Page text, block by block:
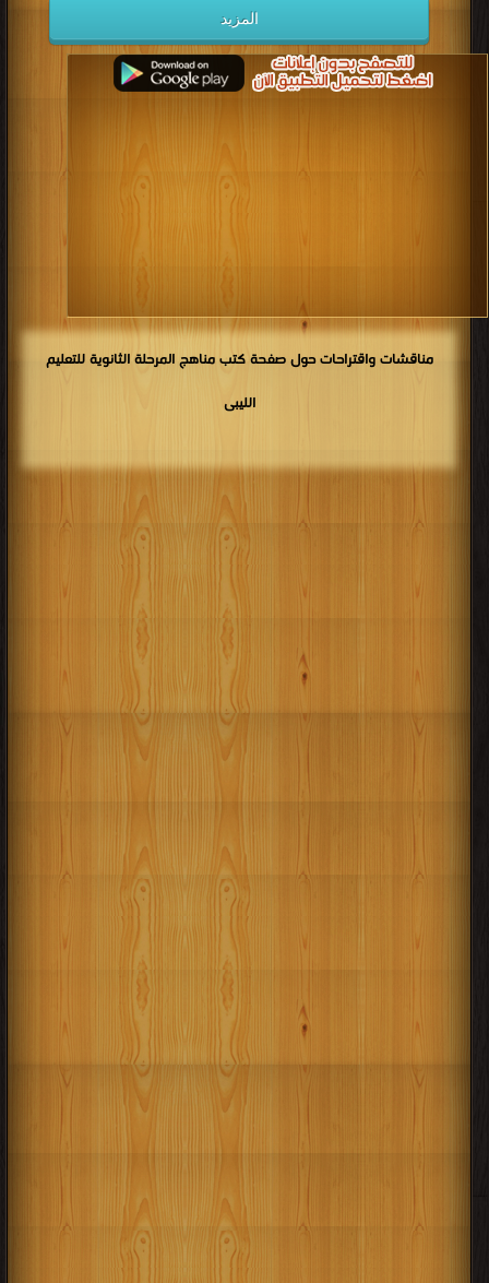
المزيد
مناقشات واقتراحات حول صفحة كتب مناهج المرحلة الثانوية للتعليم
الليبى